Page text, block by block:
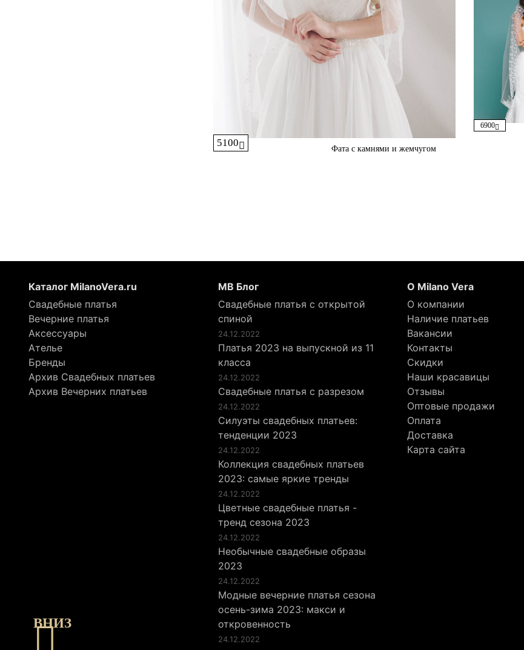
5100
Фата с камнями и жемчугом
6900
Каталог MilanoVera.ru
Свадебные платья
Вечерние платья
Аксессуары
Ателье
Бренды
Архив Свадебных платьев
Архив Вечерних платьев
МВ Блог
Свадебные платья с открытой
спиной
24.12.2022
Платья 2023 на выпускной из 11
класса
24.12.2022
Свадебные платья с разрезом
24.12.2022
Силуэты свадебных платьев:
тенденции 2023
24.12.2022
Коллекция свадебных платьев
2023: самые яркие тренды
24.12.2022
Цветные свадебные платья -
тренд сезона 2023
24.12.2022
Необычные свадебные образы
2023
24.12.2022
Модные вечерние платья сезона
осень-зима 2023: макси и
откровенность
24.12.2022
О Milano Vera
О компании
Наличие платьев
Вакансии
Контакты
Скидки
Наши красавицы
Отзывы
Оптовые продажи
Оплата
Доставка
Карта сайта
ВНИЗ